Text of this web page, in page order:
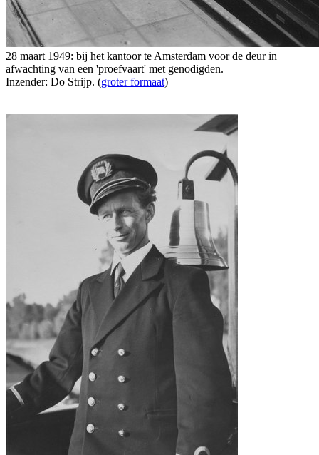
28 maart 1949: bij het kantoor te Amsterdam voor de deur in
afwachting van een 'proefvaart' met genodigden.
Inzender: Do Strijp. (groter formaat)